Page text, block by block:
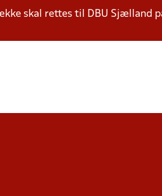
skal rettes til DBU Sjælland